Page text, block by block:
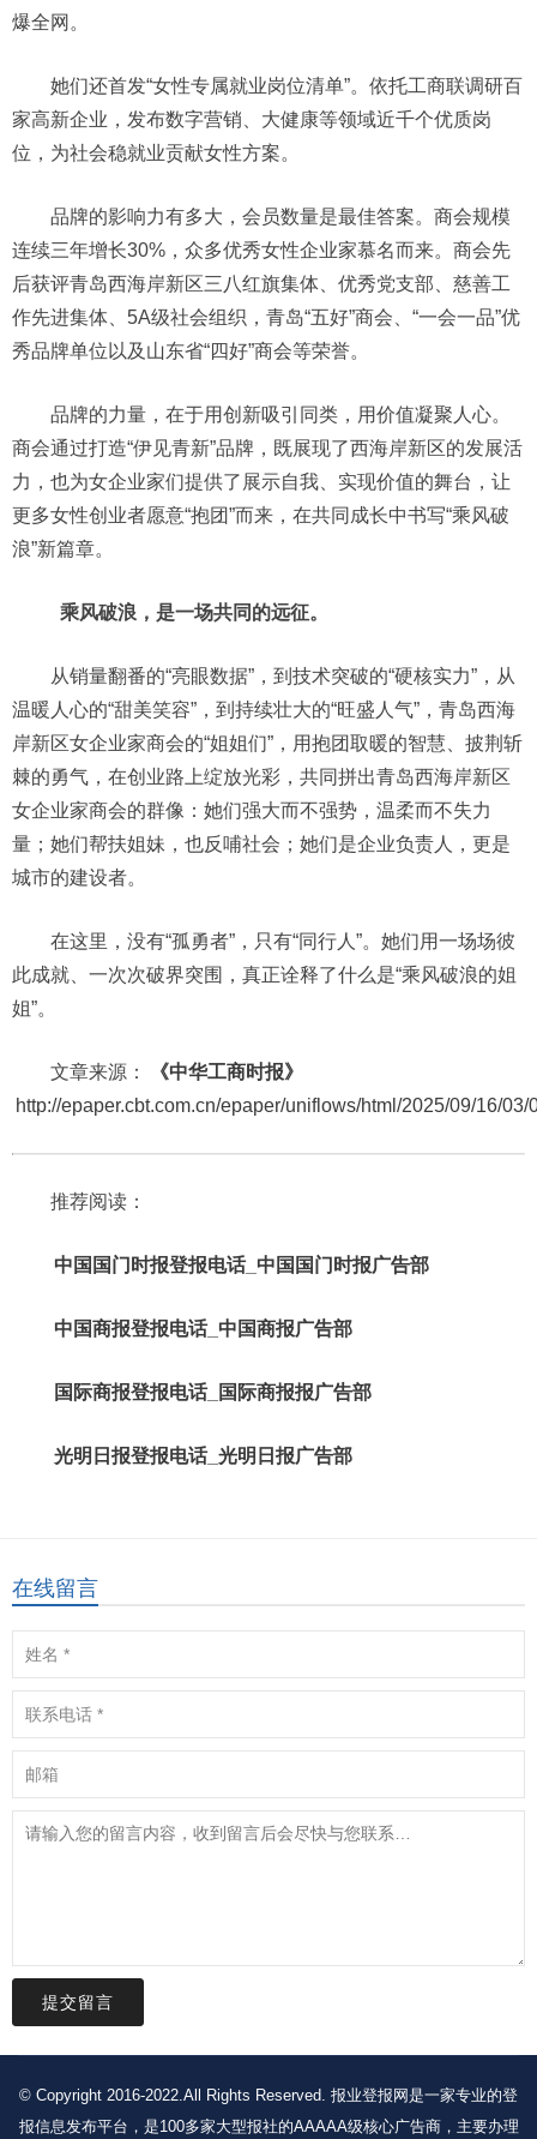
爆全网。
她们还首发“女性专属就业岗位清单”。依托工商联调研百
家高新企业，发布数字营销、大健康等领域近千个优质岗
位，为社会稳就业贡献女性方案。
品牌的影响力有多大，会员数量是最佳答案。商会规模
连续三年增长30%，众多优秀女性企业家慕名而来。商会先
后获评青岛西海岸新区三八红旗集体、优秀党支部、慈善工
作先进集体、5A级社会组织，青岛“五好”商会、“一会一品”优
秀品牌单位以及山东省“四好”商会等荣誉。
品牌的力量，在于用创新吸引同类，用价值凝聚人心。
商会通过打造“伊见青新”品牌，既展现了西海岸新区的发展活
力，也为女企业家们提供了展示自我、实现价值的舞台，让
更多女性创业者愿意“抱团”而来，在共同成长中书写“乘风破
浪”新篇章。
乘风破浪，是一场共同的远征。
从销量翻番的“亮眼数据”，到技术突破的“硬核实力”，从
温暖人心的“甜美笑容”，到持续壮大的“旺盛人气”，青岛西海
岸新区女企业家商会的“姐姐们”，用抱团取暖的智慧、披荆斩
棘的勇气，在创业路上绽放光彩，共同拼出青岛西海岸新区
女企业家商会的群像：她们强大而不强势，温柔而不失力
量；她们帮扶姐妹，也反哺社会；她们是企业负责人，更是
城市的建设者。
在这里，没有“孤勇者”，只有“同行人”。她们用一场场彼
此成就、一次次破界突围，真正诠释了什么是“乘风破浪的姐
姐”。
文章来源：
《中华工商时报》
http://epaper.cbt.com.cn/epaper/uniflows/html/2025/09/16/03/
推荐阅读：
中国国门时报登报电话_中国国门时报广告部
中国商报登报电话_中国商报广告部
国际商报登报电话_国际商报报广告部
光明日报登报电话_光明日报广告部
在线留言
提交留言
© Copyright 2016-2022.All Rights Reserved. 报业登报网是一家专业的登
报信息发布平台，是100多家大型报社的AAAAA级核心广告商，主要办理